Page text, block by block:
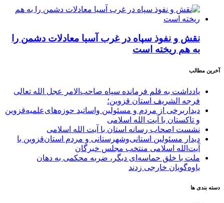
نقش و نفوذ سپاه در غرب آسیا معادلات دشمن را
به هم ریخته است
آخرین مطالب
یادداشت به قلم فرمانده سپاه صاحب‌الامر عجل الله تعالی
فرجه الشریف استان قزوین؛
دیداربرخی از مردم و مسئولین واساتید حوزه‌های‌علمیه‌قزوین
و تاکستان با آیت الله اسلامی
نشست اصحاب رسانه استان با آیت الله اسلامی
دیدار مسئولین استانی‌وشهرستانی و مردم‌ استان‌قزوین با
آیت‌الله‌ اسلامی منتخب مجلس‌ خبرگان
ملت با خلق حماسه‌ای دیگر، ضربه محکمی به دهان
یاوه‌گویان خارجی زدند
دسته بندی ها